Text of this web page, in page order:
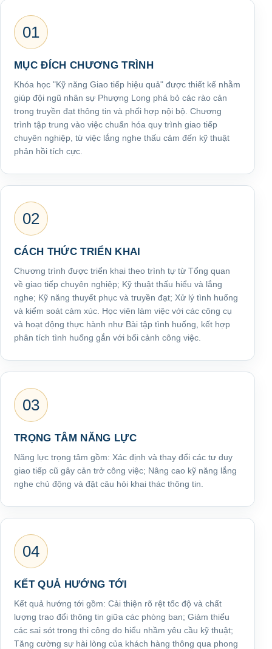
01
MỤC ĐÍCH CHƯƠNG TRÌNH
Khóa học "Kỹ năng Giao tiếp hiệu quả" được thiết kế nhằm
giúp đội ngũ nhân sự Phượng Long phá bỏ các rào cản
trong truyền đạt thông tin và phối hợp nội bộ. Chương
trình tập trung vào việc chuẩn hóa quy trình giao tiếp
chuyên nghiệp, từ việc lắng nghe thấu cảm đến kỹ thuật
phản hồi tích cực.
02
CÁCH THỨC TRIỂN KHAI
Chương trình được triển khai theo trình tự từ Tổng quan
về giao tiếp chuyên nghiệp; Kỹ thuật thấu hiểu và lắng
nghe; Kỹ năng thuyết phục và truyền đạt; Xử lý tình huống
và kiểm soát cảm xúc. Học viên làm việc với các công cụ
và hoạt động thực hành như Bài tập tình huống, kết hợp
phân tích tình huống gắn với bối cảnh công việc.
03
TRỌNG TÂM NĂNG LỰC
Năng lực trọng tâm gồm: Xác định và thay đổi các tư duy
giao tiếp cũ gây cản trở công việc; Nâng cao kỹ năng lắng
nghe chủ động và đặt câu hỏi khai thác thông tin.
04
KẾT QUẢ HƯỚNG TỚI
Kết quả hướng tới gồm: Cải thiện rõ rệt tốc độ và chất
lượng trao đổi thông tin giữa các phòng ban; Giảm thiểu
các sai sót trong thi công do hiểu nhầm yêu cầu kỹ thuật;
Tăng cường sự hài lòng của khách hàng thông qua phong